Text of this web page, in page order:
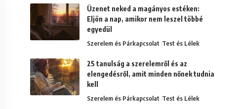
Üzenet neked a magányos estéken:
Eljön a nap, amikor nem leszel többé
egyedül
Szerelem és Párkapcsolat Test és Lélek
25 tanulság a szerelemről és az
elengedésről, amit minden nőnek tudnia
kell
Szerelem és Párkapcsolat Test és Lélek